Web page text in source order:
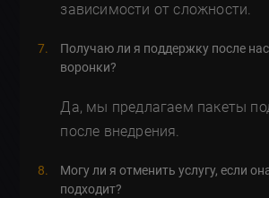
зависимости от сложности.
Получаю ли я поддержку после
воронки?
Да, мы предлагаем пакеты
после внедрения.
Могу ли я отменить услугу, если
подходит?